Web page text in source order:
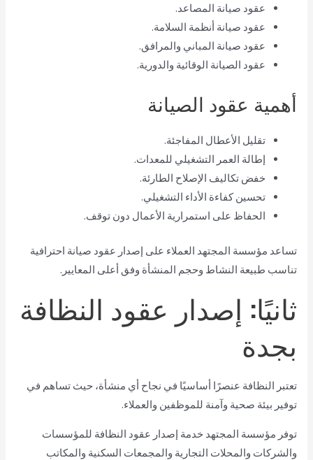
عقود صيانة المصاعد.
عقود صيانة أنظمة السلامة.
عقود صيانة المباني والمرافق.
عقود الصيانة الوقائية والدورية.
أهمية عقود الصيانة
تقليل الأعطال المفاجئة.
إطالة العمر التشغيلي للمعدات.
خفض تكاليف الإصلاح الطارئة.
تحسين كفاءة الأداء التشغيلي.
الحفاظ على استمرارية الأعمال دون توقف.
تساعد مؤسسة المجتهد العملاء على إصدار عقود صيانة احترافية
تناسب طبيعة النشاط وحجم المنشأة وفق أعلى المعايير.
ثانيًا: إصدار عقود النظافة
بجدة
تعتبر النظافة عنصرًا أساسيًا في نجاح أي منشأة، حيث تساهم في
توفير بيئة صحية وآمنة للموظفين والعملاء.
توفر مؤسسة المجتهد خدمة إصدار عقود النظافة للمؤسسات
والشركات والمحلات التجارية والمجمعات السكنية والمكاتب